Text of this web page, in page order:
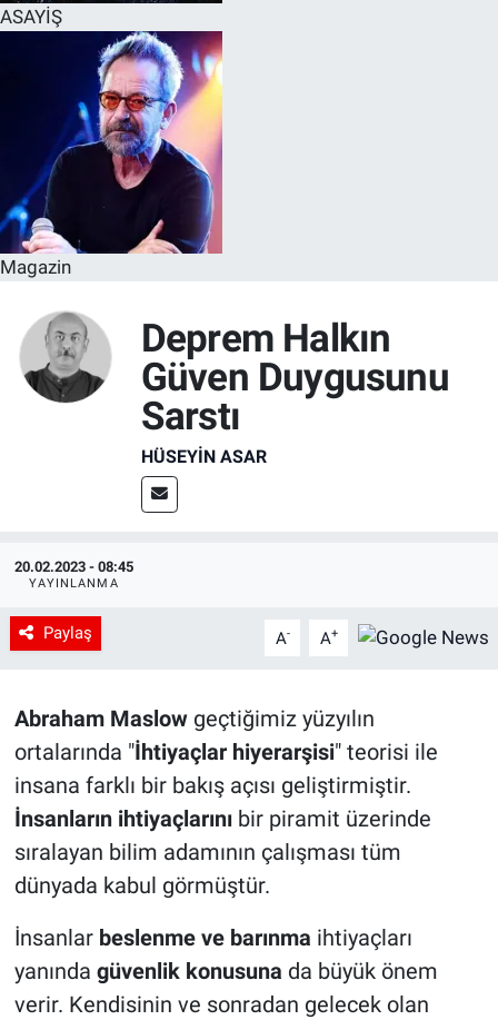
ASAYİŞ
Magazin
Deprem Halkın
Güven Duygusunu
Sarstı
HÜSEYIN ASAR
20.02.2023 - 08:45
YAYINLANMA
Paylaş A- A+
Abraham Maslowgeçtiğimiz yüzyılın
ortalarında "İhtiyaçlar hiyerarşisi" teorisi ile
insana farklı bir bakış açısı geliştirmiştir.
İnsanların ihtiyaçlarınıbir piramit üzerinde
sıralayan bilim adamının çalışması tüm
dünyada kabul görmüştür.
İnsanlar beslenme ve barınma ihtiyaçları
yanında güvenlik konusuna da büyük önem
verir. Kendisinin ve sonradan gelecek olan